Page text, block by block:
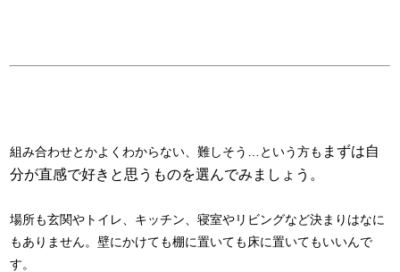
組み合わせとかよくわからない、難しそう…という方も まずは自
分が直感で好きと思うものを選んでみましょう。
場所も玄関やトイレ、キッチン、寝室やリビングなど決まりはなに
もありません。壁にかけても棚に置いても床に置いてもいいんで
す。